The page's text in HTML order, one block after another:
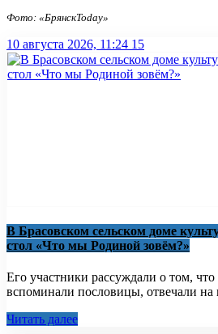
Фото: «БрянскToday»
10 августа 2026, 11:24 15
В Брасовском сельском доме
стол «Что мы Родиной зовём?»
Его участники рассуждали о том, что
вспоминали пословицы, отвечали на
Читать далее